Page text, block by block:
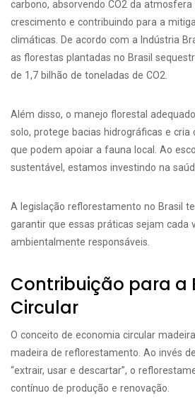
carbono, absorvendo CO2 da
crescimento e contribuindo para a
climáticas. De acordo com a Indústria
as florestas plantadas no Brasil
de 1,7 bilhão de toneladas de CO2.
Além disso, o manejo florestal
solo, protege bacias hidrográficas e cria
que podem apoiar a fauna local. Ao
sustentável, estamos investindo na
A legislação reflorestamento no Brasil
garantir que essas práticas sejam cada
ambientalmente responsáveis.
Contribuição para a
Circular
O conceito de economia circular
madeira de reflorestamento. Ao invés
“extrair, usar e descartar”, o
contínuo de produção e renovação.